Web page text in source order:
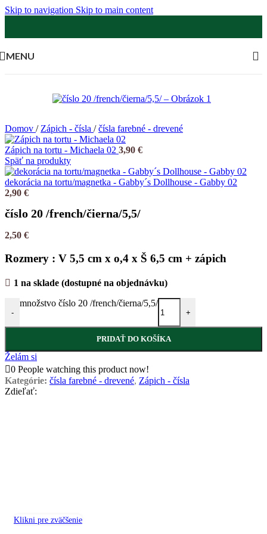
Skip to navigation Skip to main content
MENU
Klikni pre zväčšenie
Domov / Zápich - čísla / čísla farebné - drevené
Zápich na tortu - Michaela 02 3,90 €
Späť na produkty
dekorácia na tortu/magnetka - Gabby´s Dollhouse - Gabby 02
2,90 €
číslo 20 /french/čierna/5,5/
2,50 €
Rozmery : V 5,5 cm x o,4 x Š 6,5 cm + zápich
1 na sklade (dostupné na objednávku)
-
množstvo číslo 20 /french/čierna/5,5/
+
PRIDAŤ DO KOŠÍKA
Želám si
0 People watching this product now!
Kategórie: čísla farebné - drevené, Zápich - čísla
Zdieľať: